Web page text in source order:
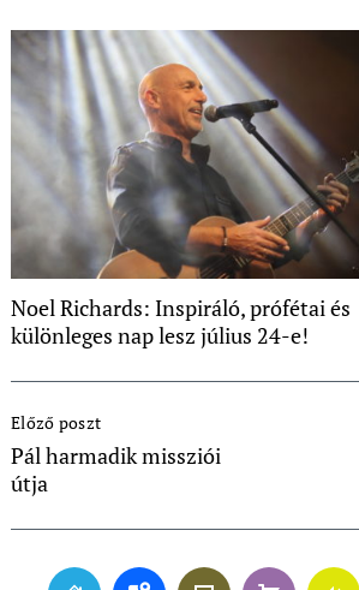
Noel Richards: Inspiráló, prófétai és
különleges nap lesz július 24-e!
Navigation
Előző poszt
Pál harmadik missziói
útja